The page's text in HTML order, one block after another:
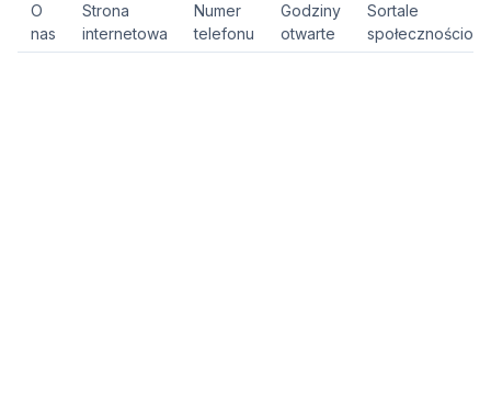
O
nas
Strona
internetowa
Numer
telefonu
Godziny
otwarte
Sortale